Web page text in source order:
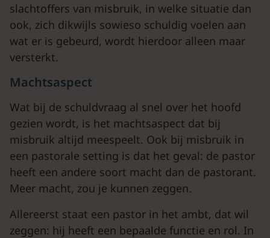
slachtoffers van misbruik, in welke situatie dan
ook, zich dikwijls sowieso schuldig voelen aan
wat er is gebeurd, wordt hierdoor alleen maar
versterkt.
Machtsaspect
Wat bij de schuldvraag al snel over het hoofd
gezien wordt, is het machtsaspect dat bij
misbruik altijd meespeelt. Ook bij misbruik in
een pastorale setting is dat het geval: de pastor
heeft een andere soort macht dan de pastorant.
Meer macht, zou je kunnen zeggen.
Allereerst staat een pastor in het ambt, dat wil
zeggen: hij heeft een bepaalde functie en rol. In